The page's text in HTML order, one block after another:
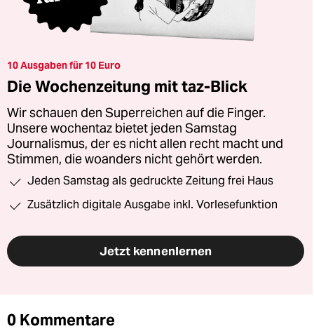
10 Ausgaben für 10 Euro
Die Wochenzeitung mit taz-Blick
Wir schauen den Superreichen auf die Finger.
Unsere wochentaz bietet jeden Samstag
Journalismus, der es nicht allen recht macht und
Stimmen, die woanders nicht gehört werden.
Jeden Samstag als gedruckte Zeitung frei Haus
Zusätzlich digitale Ausgabe inkl. Vorlesefunktion
Jetzt kennenlernen
0 Kommentare